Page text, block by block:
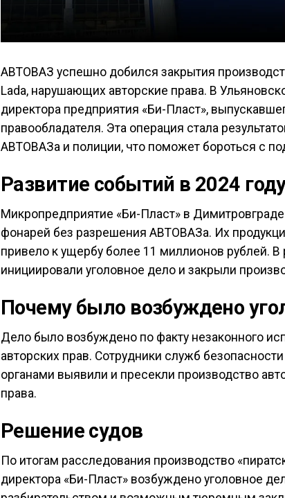
АВТОВАЗ успешно добился закрытия
Lada, нарушающих авторские права. В
директора предприятия «Би-Пласт»,
правообладателя. Эта операция стала
АВТОВАЗа и полиции, что поможет бороться с
Развитие событий в 2024
Микропредприятие «Би-Пласт» в
фонарей без разрешения АВТОВАЗа. Их
привело к ущербу более 11 миллионов рублей. В
инициировали уголовное дело и закрыли
Почему было возбуждено
Дело было возбуждено по факту незаконного
авторских прав. Сотрудники служб
органами выявили и пресекли производство
права.
Решение судов
По итогам расследования производство
директора «Би-Пласт» возбуждено уголовное